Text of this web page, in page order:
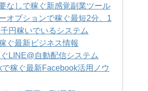
なしで稼ぐ新感覚副業ツール
オプションで稼ぐ最短2分、1
円稼いでいるシステム
ぐ最新ビジネス情報
LINE@自動配信システム
で稼ぐ最新Facebook活用ノウ